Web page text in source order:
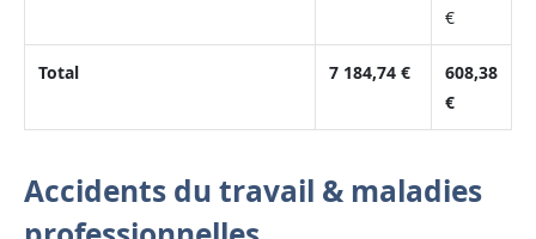
€
Total 7 184,74 €
608,38
€
Accidents du travail & maladies